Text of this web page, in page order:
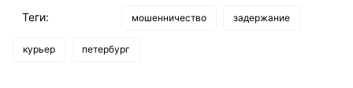
Теги: мошенничество задержание
курьер петербург